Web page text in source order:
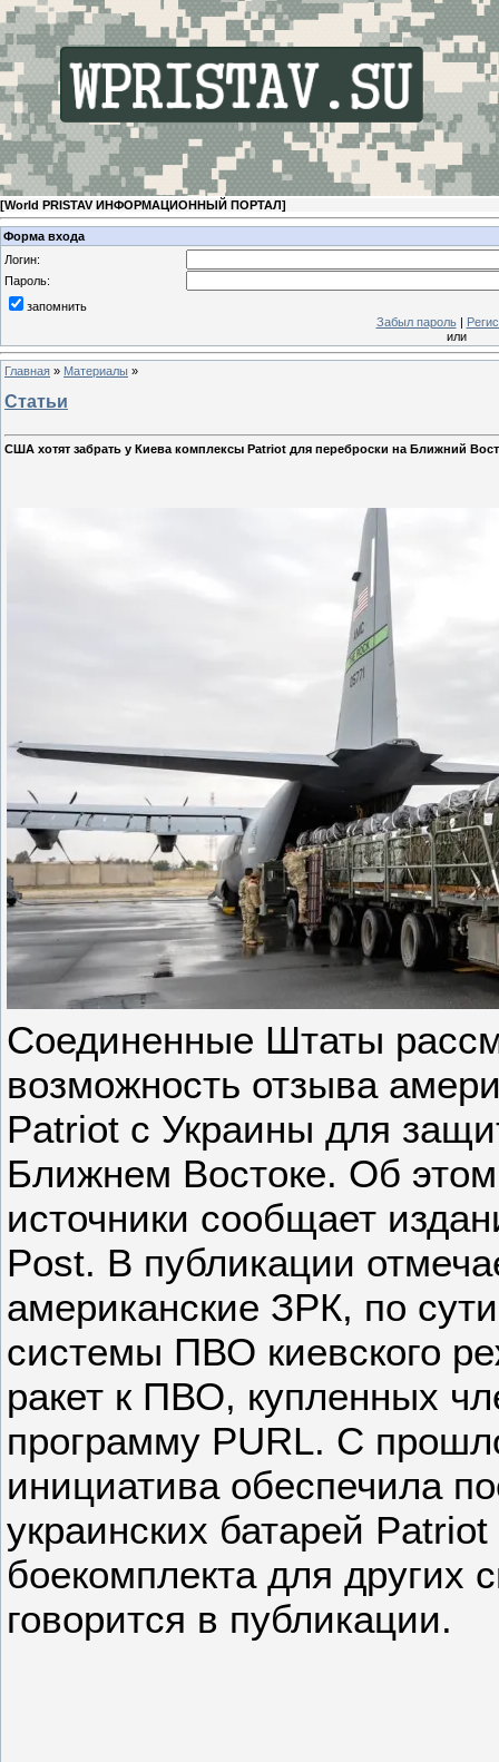
[World PRISTAV ИНФОРМАЦИОННЫЙ ПОРТАЛ]
Форма входа
Логин:
Пароль:
запомнить
Забыл пароль|
или
Главная » Материалы »
Статьи
США хотят забрать у Киева комплексы Patriot для переброски на Ближний
Соединенные Штаты
возможность отзыва
Patriot с Украины для
Ближнем Востоке. Об
источники сообщает
Post. В публикации
американские ЗРК, по
системы ПВО киевского
ракет к ПВО, купленных
программу PURL. С
инициатива обеспечила
украинских батарей Patriot
боекомплекта для других
говорится в публикации.